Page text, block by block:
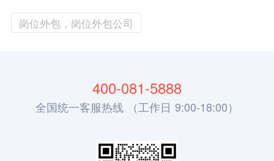
岗位外包，岗位外包公司
400-081-5888
全国统一客服热线 （工作日 9:00-18:00）